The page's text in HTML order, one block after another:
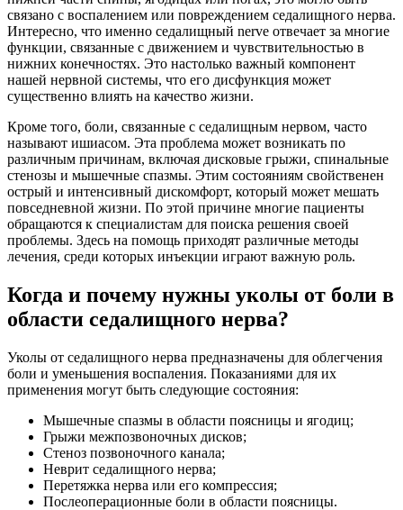
связано с воспалением или повреждением седалищного нерва.
Интересно, что именно седалищный nerve отвечает за многие
функции, связанные с движением и чувствительностью в
нижних конечностях. Это настолько важный компонент
нашей нервной системы, что его дисфункция может
существенно влиять на качество жизни.
Кроме того, боли, связанные с седалищным нервом, часто
называют ишиасом. Эта проблема может возникать по
различным причинам, включая дисковые грыжи, спинальные
стенозы и мышечные спазмы. Этим состояниям свойственен
острый и интенсивный дискомфорт, который может мешать
повседневной жизни. По этой причине многие пациенты
обращаются к специалистам для поиска решения своей
проблемы. Здесь на помощь приходят различные методы
лечения, среди которых инъекции играют важную роль.
Когда и почему нужны уколы от боли в
области седалищного нерва?
Уколы от седалищного нерва предназначены для облегчения
боли и уменьшения воспаления. Показаниями для их
применения могут быть следующие состояния:
Мышечные спазмы в области поясницы и ягодиц;
Грыжи межпозвоночных дисков;
Стеноз позвоночного канала;
Неврит седалищного нерва;
Перетяжка нерва или его компрессия;
Послеоперационные боли в области поясницы.